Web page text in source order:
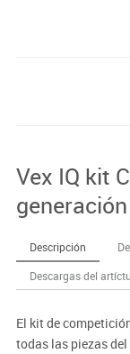
Vex IQ kit
generación
Descripción
Descargas del
El kit de
todas las piezas